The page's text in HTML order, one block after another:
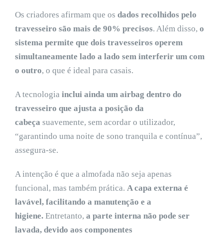
Os criadores afirmam que os dados recolhidos pelo
travesseiro são mais de 90% precisos. Além disso, o
sistema permite que dois travesseiros operem
simultaneamente lado a lado sem interferir um com
o outro, o que é ideal para casais.
A tecnologia inclui ainda um airbag dentro do
travesseiro que ajusta a posição da
cabeça suavemente, sem acordar o utilizador,
“garantindo uma noite de sono tranquila e contínua”,
assegura-se.
A intenção é que a almofada não seja apenas
funcional, mas também prática. A capa externa é
lavável, facilitando a manutenção e a
higiene. Entretanto, a parte interna não pode ser
lavada, devido aos componentes